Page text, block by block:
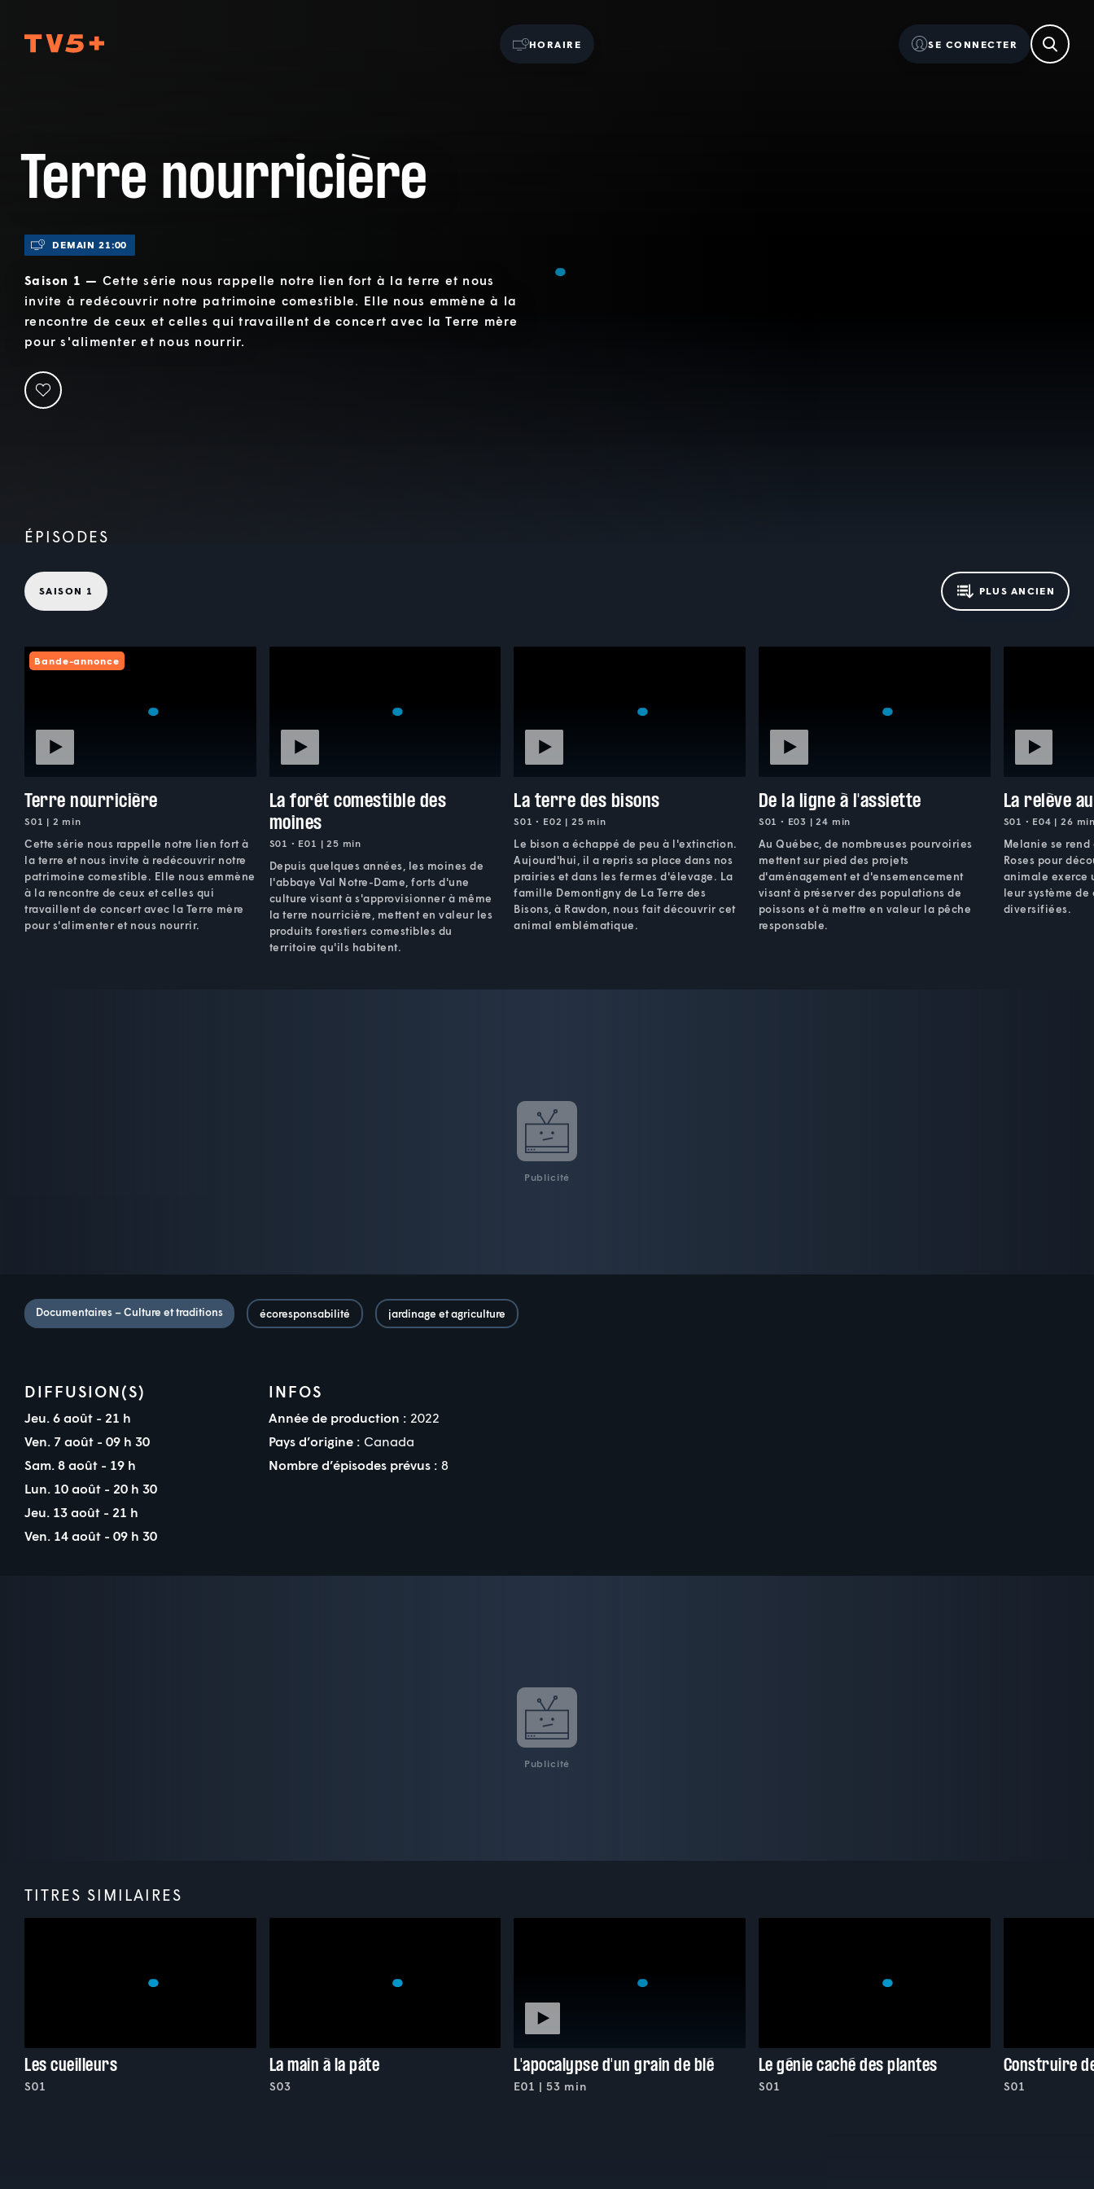
HORAIRE SE CONNECTER
Terre nourricière
DEMAIN 21:00
Saison 1 — Cette série nous rappelle notre lien fort à la terre et nous
invite à redécouvrir notre patrimoine comestible. Elle nous emmène à la
rencontre de ceux et celles qui travaillent de concert avec la Terre mère
pour s'alimenter et nous nourrir.
ÉPISODES
SAISON 1 PLUS ANCIEN
Bande-annonce
Terre nourricière
S01 | 2 min
Cette série nous rappelle notre lien fort à
la terre et nous invite à redécouvrir notre
patrimoine comestible. Elle nous emmène
à la rencontre de ceux et celles qui
travaillent de concert avec la Terre mère
pour s'alimenter et nous nourrir.
La forêt comestible des
moines
S01 • E01 | 25 min
Depuis quelques années, les moines de
l'abbaye Val Notre-Dame, forts d'une
culture visant à s'approvisionner à même
la terre nourricière, mettent en valeur les
produits forestiers comestibles du
territoire qu'ils habitent.
La terre des bisons
S01 • E02 | 25 min
Le bison a échappé de peu à l'extinction.
Aujourd'hui, il a repris sa place dans nos
prairies et dans les fermes d'élevage. La
famille Demontigny de La Terre des
Bisons, à Rawdon, nous fait découvrir cet
animal emblématique.
De la ligne à l'assiette
S01 • E03 | 24 min
Au Québec, de nombreuses pourvoiries
mettent sur pied des projets
d'aménagement et d'ensemencement
visant à préserver des populations de
poissons et à mettre en valeur la pêche
responsable.
La relève
S01 • E04 | 26
Melanie se
Roses pour
animale exerce
leur système
diversifiées.
Publicité
Documentaires – Culture et traditions écoresponsabilité jardinage et agriculture
DIFFUSION(S)
Jeu. 6 août - 21 h
Ven. 7 août - 09 h 30
Sam. 8 août - 19 h
Lun. 10 août - 20 h 30
Jeu. 13 août - 21 h
Ven. 14 août - 09 h 30
INFOS
Année de production : 2022
Pays d’origine : Canada
Nombre d’épisodes prévus : 8
Publicité
TITRES SIMILAIRES
Les cueilleurs
S01
La main à la pâte
S03
L'apocalypse d'un grain de blé
E01 | 53 min
Le génie caché des plantes
S01
Construire
S01